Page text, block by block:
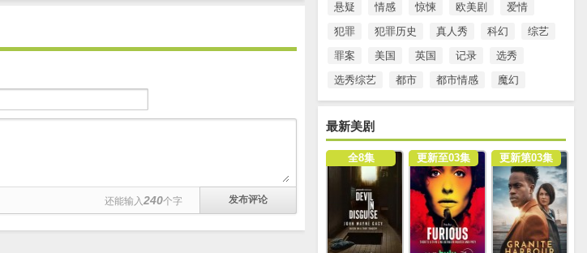
悬疑
情感 惊悚 欧美剧
爱情
犯罪
犯罪历史 真人秀 科幻
综艺
罪案
美国 英国 记录
选秀
选秀综艺
都市 都市情感 魔幻
最新美剧
全8集 更新至03集 更新第03集
还能输入 240个字